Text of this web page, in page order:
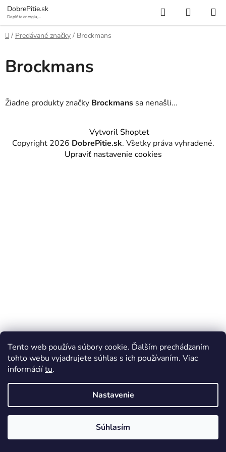
Tento web používa súbory cookie. Ďalším prechádzaním
tohto webu vyjadrujete súhlas s ich používaním. Viac
informáciítu.
Nastavenie
Súhlasím
Prejsť
na
obsah
DobrePitie.sk
Doplňte energiu,
Hľadať
KOŠÍK
Domov
/ Predávané značky / Brockmans
Brockmans
Žiadne produkty značky Brockmans sa nenašli...
Vytvoril Shoptet
Copyright 2026 DobrePitie.sk. Všetky práva vyhradené.
Upraviť nastavenie cookies